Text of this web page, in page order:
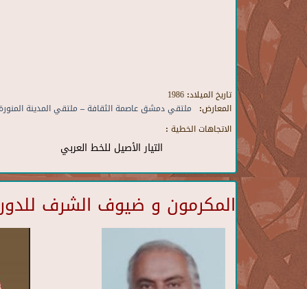
تاريخ الميلاد: 1986
المعارض: ملتقي دمشق عاصمة الثقافة – ملتقي المدينة
الاتجاهات الخطية :
التيار الأصيل للخط العربي
المكرمون و ضيوف الشرف